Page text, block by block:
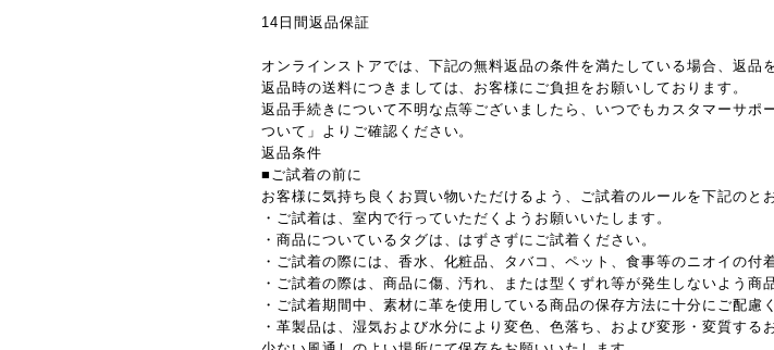
14日間返品保証
オンラインストアでは、下記の無料返品の条件を満たしている場合、返品
返品時の送料につきましては、お客様にご負担をお願いしております。
返品手続きについて不明な点等ございましたら、いつでもカスタマーサ
ついて」よりご確認ください。
返品条件
■ご試着の前に
お客様に気持ち良くお買い物いただけるよう、ご試着のルールを下記のと
・ご試着は、室内で行っていただくようお願いいたします。
・商品についているタグは、はずさずにご試着ください。
・ご試着の際には、香水、化粧品、タバコ、ペット、食事等のニオイの付
・ご試着の際は、商品に傷、汚れ、または型くずれ等が発生しないよう商
・ご試着期間中、素材に革を使用している商品の保存方法に十分にご配慮
・革製品は、湿気および水分により変色、色落ち、および変形・変質す